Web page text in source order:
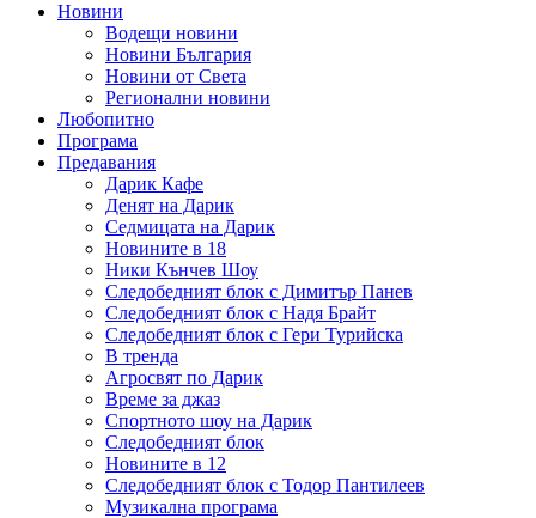
Новини
Водещи новини
Новини България
Новини от Света
Регионални новини
Любопитно
Програма
Предавания
Дарик Кафе
Денят на Дарик
Седмицата на Дарик
Новините в 18
Ники Кънчев Шоу
Следобедният блок с Димитър Панев
Следобедният блок с Надя Брайт
Следобедният блок с Гери Турийска
В тренда
Агросвят по Дарик
Време за джаз
Спортното шоу на Дарик
Следобедният блок
Новините в 12
Следобедният блок с Тодор Пантилеев
Музикална програма